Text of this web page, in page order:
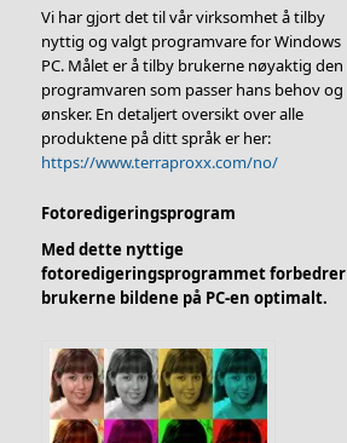
Vi har gjort det til vår virksomhet å tilby
nyttig og valgt programvare for Windows
PC. Målet er å tilby brukerne nøyaktig den
programvaren som passer hans behov og
ønsker. En detaljert oversikt over alle
produktene på ditt språk er her:
https://www.terraproxx.com/no/
Fotoredigeringsprogram
Med dette nyttige
fotoredigeringsprogrammet forbedrer
brukerne bildene på PC-en optimalt.